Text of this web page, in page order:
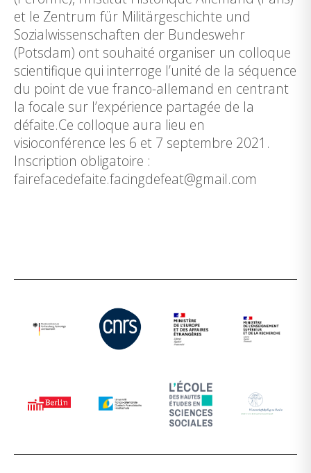
et le Zentrum für Militärgeschichte und
Sozialwissenschaften der Bundeswehr
(Potsdam) ont souhaité organiser un colloque
scientifique qui interroge l’unité de la séquence
du point de vue franco-allemand en centrant
la focale sur l’expérience partagée de la
défaite.Ce colloque aura lieu en
visioconférence les 6 et 7 septembre 2021.
Inscription obligatoire :
fairefacedefaite.facingdefeat@gmail.com